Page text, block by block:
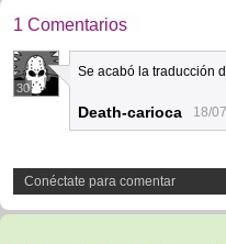
1 Comentarios
30
Se acabó la traducción
Death-carioca 18/
Conéctate para comentar